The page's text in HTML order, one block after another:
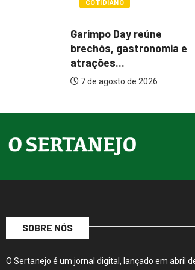
POLÍTICA
Itamar cobra prazo para
melhorias estruturais
7 de agosto de 2026
SOBRE NÓS
O Sertanejo é um jornal digital, lançado em abril